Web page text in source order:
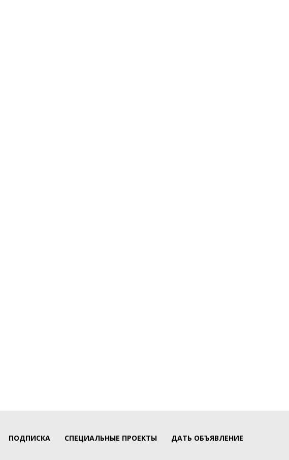
ПОДПИСКА СПЕЦИАЛЬНЫЕ ПРОЕКТЫ ДАТЬ ОБЪЯВЛЕНИЕ